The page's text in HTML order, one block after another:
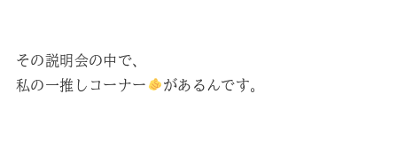
その説明会の中で、
私の一推しコーナー
があるんです。